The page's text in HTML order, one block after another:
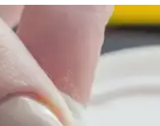
יצאו בקריאה
עמל רב - נעשה אויב
בארה"ב, אסרה רשת
הנחה משרד הבריאות
את התינוק עם המים